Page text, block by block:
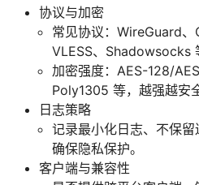
协议与加密
常见协议：WireGuard、
VLESS、Shadowsocks
加密强度：AES-128/
Poly1305 等，越强越安
日志策略
记录最小化日志、不保留
确保隐私保护。
客户端与兼容性